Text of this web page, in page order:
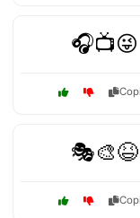
🎧📺😜
🎭🎨😆